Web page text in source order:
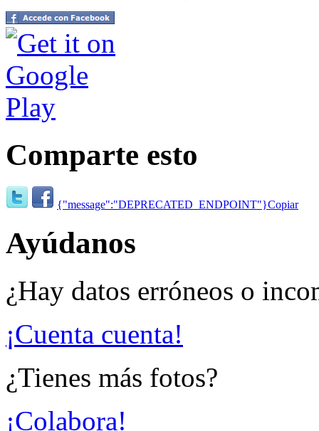
Comparte esto
{"message":"DEPRECATED_ENDPOINT"}Copiar
Ayúdanos
¿Hay datos erróneos o
¡Cuenta cuenta!
¿Tienes más fotos?
¡Colabora!